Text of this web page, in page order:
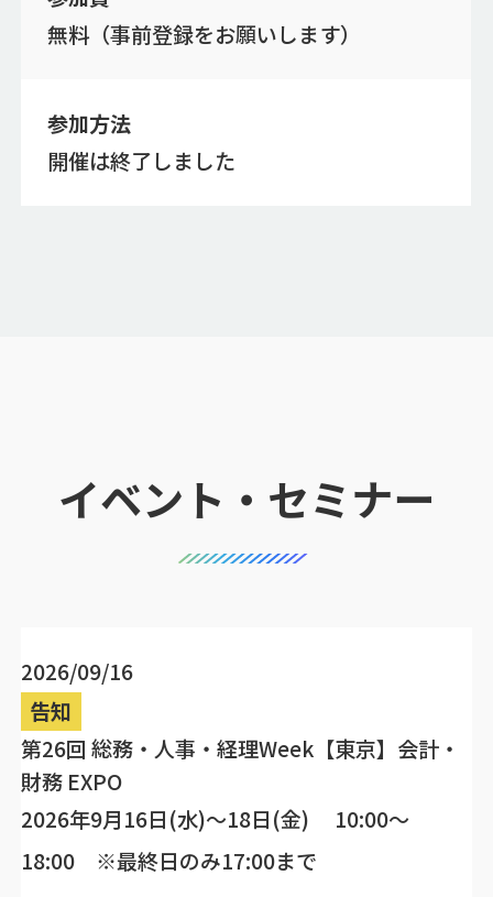
無料（事前登録をお願いします）
参加方法
開催は終了しました
イベント・セミナー
2026/09/16
告知
第26回 総務・人事・経理Week【東京】会計・
財務 EXPO
2026年9月16日(水)～18日(金) 10:00～
18:00 ※最終日のみ17:00まで